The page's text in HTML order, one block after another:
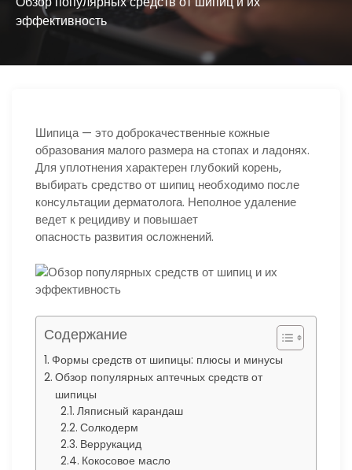
эффективность
Шипица — это доброкачественные кожные
образования малого размера на стопах и ладонях.
Для уплотнения характерен глубокий корень,
выбирать средство от шипиц необходимо после
консультации дерматолога. Неполное удаление
ведет к рецидиву и повышает
опасность развития осложнений.
Содержание
Формы средств от шипицы: плюсы и минусы
Обзор популярных аптечных средств от
шипицы
Ляписный карандаш
Солкодерм
Веррукацид
Кокосовое масло